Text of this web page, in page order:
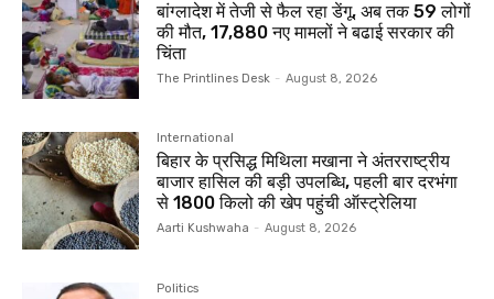
बांग्लादेश में तेजी से फैल रहा डेंगू, अब तक 59 लोगों
की मौत, 17,880 नए मामलों ने बढाई सरकार की
चिंता
The Printlines Desk - August 8, 2026
International
बिहार के प्रसिद्ध मिथिला मखाना ने अंतरराष्ट्रीय
बाजार हासिल की बड़ी उपलब्धि, पहली बार दरभंगा
से 1800 किलो की खेप पहुंची ऑस्ट्रेलिया
Aarti Kushwaha - August 8, 2026
Politics